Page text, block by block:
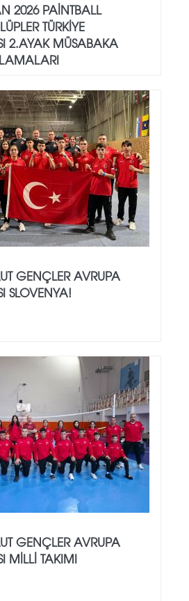
2026 PAİNTBALL
TÜRKİYE
2.AYAK MÜSABAKA
GENÇLER AVRUPA
SLOVENYA!
GENÇLER AVRUPA
MİLLİ TAKIMI